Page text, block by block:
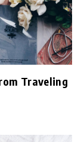
Traveling